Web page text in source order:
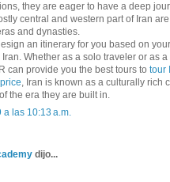
they are eager to have a deep
central and western part of Iran
and dynasties.
an itinerary for you based on
Whether as a solo traveler or as
can provide you the best tours to tour
, Iran is known as a culturally rich
the era they are built in.
las 10:13 a.m.
dijo...